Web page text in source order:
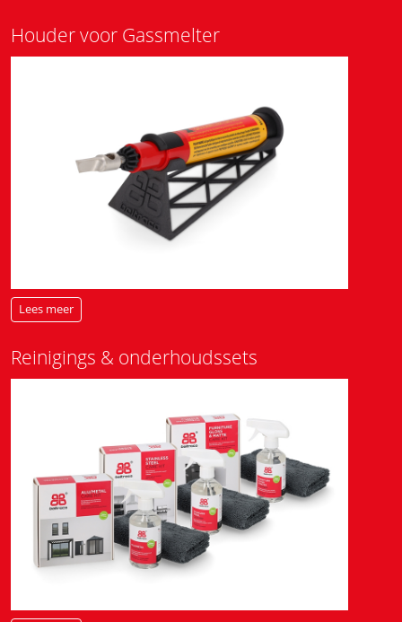
Houder voor Gassmelter
Lees meer
Reinigings & onderhoudssets